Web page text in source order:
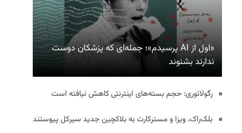
«اول از AI پرسیدم»؛ جمله‌ای که پزشکان دوست
ندارند بشنوند
رگولاتوری: حجم بسته‌های اینترنتی کاهش نیافته است
بلک‌راک، ویزا و مسترکارت به بلاکچین جدید سیرکل پیوستند